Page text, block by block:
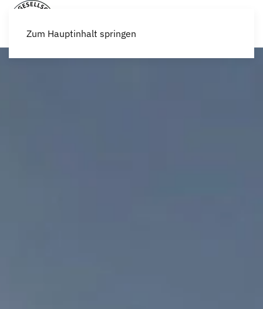
Zum Hauptinhalt springen